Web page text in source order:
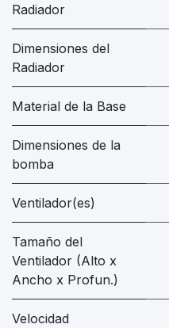
Radiador
Dimensiones del
Radiador
Material de la Base
Dimensiones de la
bomba
Ventilador(es)
Tamaño del
Ventilador (Alto x
Ancho x Profun.)
Velocidad